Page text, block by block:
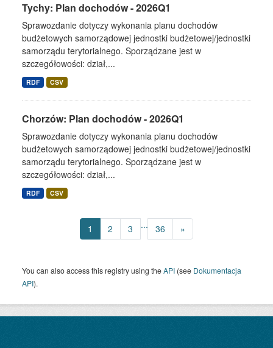
Tychy: Plan dochodów - 2026Q1
Sprawozdanie dotyczy wykonania planu dochodów
budżetowych samorządowej jednostki budżetowej/jednostki
samorządu terytorialnego. Sporządzane jest w
szczegółowości: dział,...
RDF CSV
Chorzów: Plan dochodów - 2026Q1
Sprawozdanie dotyczy wykonania planu dochodów
budżetowych samorządowej jednostki budżetowej/jednostki
samorządu terytorialnego. Sporządzane jest w
szczegółowości: dział,...
RDF CSV
1 2 3 ... 36 »
You can also access this registry using theAPI (see Dokumentacja
API).